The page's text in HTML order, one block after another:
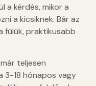
a kérdés, mikor a
a kicsiknek. Bár az
fülük, praktikusabb
teljesen
3-18 hónapos vagy